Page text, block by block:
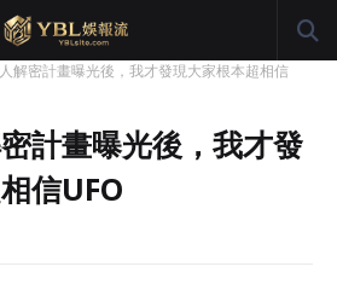
解密計畫曝光後，我才發現大家根本超相信
計畫曝光後，我才發
信UFO